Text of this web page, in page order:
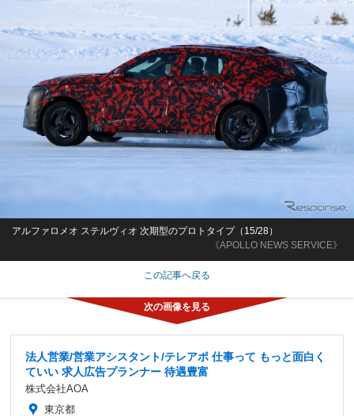
《APOLLO NEWS SERVICE》
アルファロメオ ステルヴィオ 次期型のプロトタイプ（15/28）
この記事へ戻る
法人営業/営業アシスタント/テレアポ 仕事って もっと面白く
ていい 求人広告プランナー 待遇豊富
株式会社AOA
東京都